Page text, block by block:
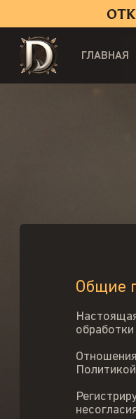
ГЛАВНАЯ
Общие